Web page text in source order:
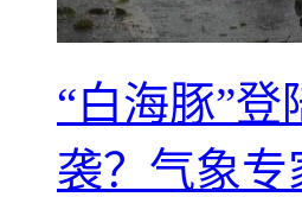
“白海豚”
袭？气象专